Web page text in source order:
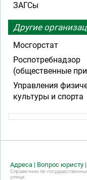
ЗАГСы
Другие
Мосгорстат
Роспотребнадзор
(общественные
Управления
культуры и спорта
Адреса | Вопрос юристу |
Справочник по
улице.